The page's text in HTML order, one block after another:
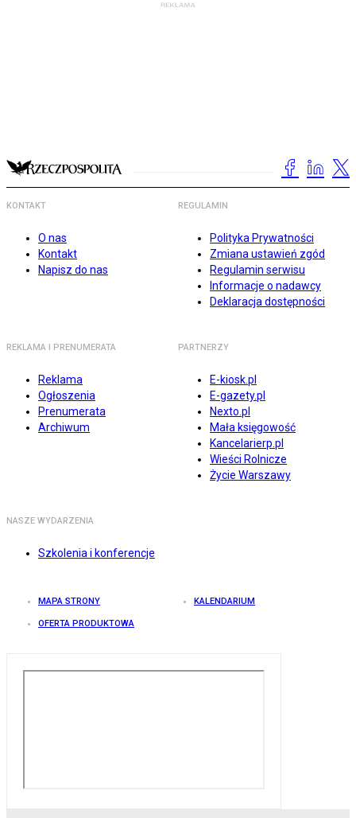
KONTAKT
O nas
Kontakt
Napisz do nas
REGULAMIN
Polityka Prywatności
Zmiana ustawień zgód
Regulamin serwisu
Informacje o nadawcy
Deklaracja dostępności
REKLAMA I PRENUMERATA
Reklama
Ogłoszenia
Prenumerata
Archiwum
PARTNERZY
E-kiosk.pl
E-gazety.pl
Nexto.pl
Mała księgowość
Kancelarierp.pl
Wieści Rolnicze
Życie Warszawy
NASZE WYDARZENIA
Szkolenia i konferencje
MAPA STRONY KALENDARIUM
OFERTA PRODUKTOWA